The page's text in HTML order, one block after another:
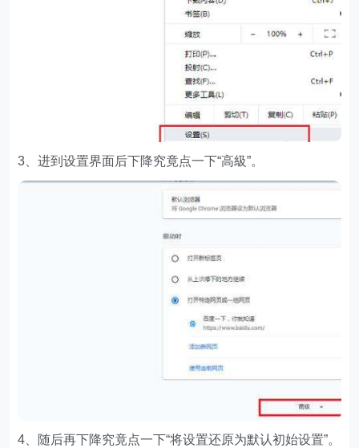
3、进到设置界面后下降究竟点一下“高級”。
4、随后再下降究竟点一下“将设置还原为默认初始设置”。